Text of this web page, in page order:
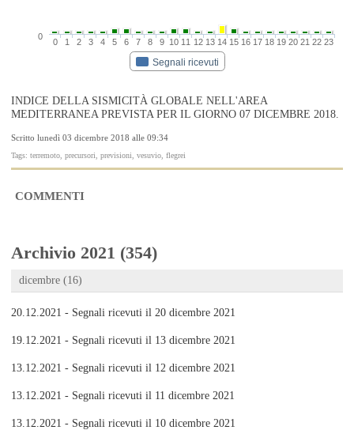
Segnali ricevuti
0 1 2 3 4 5 6 7 8 9 10 11 12 13 14 15 16 17 18 19 20 21 22 23
0
INDICE DELLA SISMICITÀ GLOBALE NELL'AREA
MEDITERRANEA PREVISTA PER IL GIORNO 07 DICEMBRE 2018.
Scritto lunedì 03 dicembre 2018 alle 09:34
Tags: terremoto, precursori, previsioni, vesuvio, flegrei
COMMENTI
Archivio 2021 (354)
dicembre (16)
20.12.2021 - Segnali ricevuti il 20 dicembre 2021
19.12.2021 - Segnali ricevuti il 13 dicembre 2021
13.12.2021 - Segnali ricevuti il 12 dicembre 2021
13.12.2021 - Segnali ricevuti il 11 dicembre 2021
13.12.2021 - Segnali ricevuti il 10 dicembre 2021